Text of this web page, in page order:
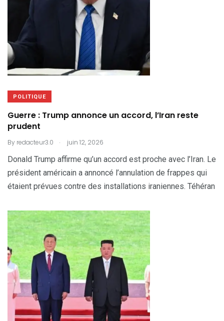
POLITIQUE
Guerre : Trump annonce un accord, l’Iran reste
prudent
By redacteur3.0 . juin 12, 2026
Donald Trump affirme qu’un accord est proche avec l’Iran. Le
président américain a annoncé l’annulation de frappes qui
étaient prévues contre des installations iraniennes. Téhéran